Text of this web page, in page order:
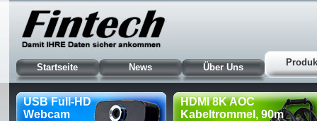
Startseite News Über Uns
USB Full-HD
Webcam
HDMI 8K AOC
Kabeltrommel, 90m